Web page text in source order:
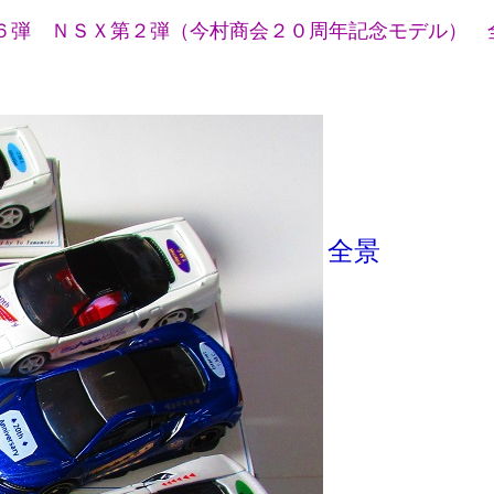
ＮＳＸ第２弾（今村商会２０周年記念モデル）
全景